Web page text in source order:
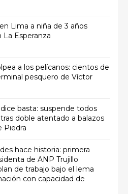
Lima a niña de 3 años
La Esperanza
a los pelícanos: cientos de
pesquero de Víctor
basta: suspende todos
doble atentado a balazos
Piedra
hace historia: primera
de ANP Trujillo
de trabajo bajo el lema
con capacidad de